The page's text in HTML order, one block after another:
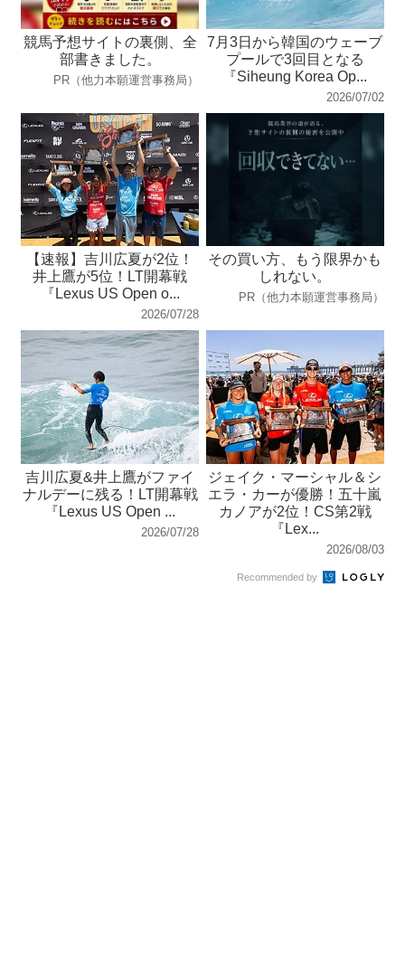
競馬予想サイトの裏側、全
部書きました。
PR（他力本願運営事務局）
7月3日から韓国のウェーブ
プールで3回目となる
『Siheung Korea Op...
2026/07/02
【速報】吉川広夏が2位！
井上鷹が5位！LT開幕戦
『Lexus US Open o...
2026/07/28
その買い方、もう限界かも
しれない。
PR（他力本願運営事務局）
吉川広夏&井上鷹がファイ
ナルデーに残る！LT開幕戦
『Lexus US Open ...
2026/07/28
ジェイク・マーシャル＆シ
エラ・カーが優勝！五十嵐
カノアが2位！CS第2戦
『Lex...
2026/08/03
Recommended by